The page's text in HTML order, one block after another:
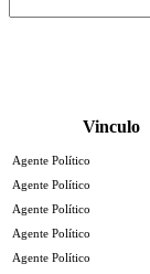
Vinculo
Agente Político
Agente Político
Agente Político
Agente Político
Agente Político